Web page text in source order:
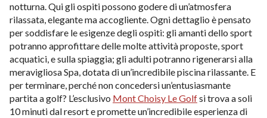
notturna. Qui gli ospiti possono godere di un’atmosfera
rilassata, elegante ma accogliente.Ogni dettaglio è pensato
per soddisfare le esigenze degli ospiti: gli amanti dello sport
potranno approfittare delle molte attività proposte, sport
acquatici, e sulla spiaggia; gli adulti potranno rigenerarsi alla
meravigliosa Spa, dotata di un’incredibile piscina rilassante. E
per terminare, perché non concedersi un’entusiasmante
partita a golf? L’esclusivo Mont Choisy Le Golfsi trova a soli
10 minuti dal resort e promette un’incredibile esperienza di